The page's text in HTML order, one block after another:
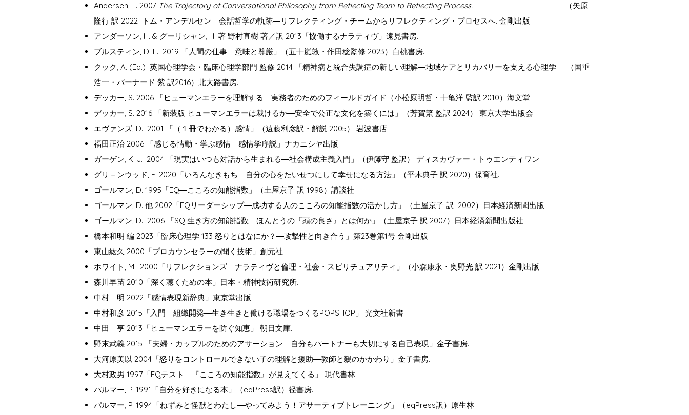
Andersen, T. 2007 The Trajectory of Conversational Philosophy from Reflecting Team to Reflecting Process.
（矢原
隆行 訳 2022 トム・アンデルセン 会話哲学の軌跡―リフレクティング・チームからリフレクティング・プロセスへ. 金剛出版.
アンダーソン, H. & グーリシャン, H. 著 野村直樹 著／訳 2013「協働するナラティヴ」遠見書房.
​​ブルスティン, D. L. 2019 「人間の仕事―意味と尊厳」（五十嵐敦・作田稔監修 2023）白桃書房.
​クック, A. (Ed.) 英国心理学会・臨床心理学部門 監修 2014 「精神病と統合失調症の新しい理解―地域ケアとリカバリーを支える心理学 （国重
浩一・バーナード 紫 訳2016）北大路書房.
デッカー, S. 2006 「ヒューマンエラーを理解する―実務者のためのフィールドガイド（小松原明哲・十亀洋 監訳 2010）海文堂.
デッカー, S. 2016 「新装版 ヒューマンエラーは裁けるか―安全で公正な文化を築くには」（芳賀繁 監訳 2024） 東京大学出版会.
エヴァンズ, D. 2001 「（１冊でわかる）感情」（遠藤利彦訳・解説 2005） 岩波書店.
福田正治 2006 「感じる情動・学ぶ感情―感情学序説」ナカニシヤ出版.
ガーゲン, K. J. 2004 「現実はいつも対話から生まれる―社会構成主義入門」（伊籐守 監訳） ディスカヴァー・トゥエンティワン.
グリ－ンウッド, E. 2020「いろんなきもち―自分の心をたいせつにして幸せになる方法」（平木典子 訳 2020）保育社.
ゴールマン, D. 1995「EQ―こころの知能指数」（土屋京子 訳 1998）講談社.
ゴールマン, D. 他 2002「EQリーダーシップ―成功する人のこころの知能指数の活かし方」（土屋京子 訳 2002）日本経済新聞出版.
ゴールマン, D. 2006 「SQ 生き方の知能指数―ほんとうの『頭の良さ』とは何か」（土屋京子 訳 2007）日本経済新聞出版社.
橋本和明 編 2023「臨床心理学 133 怒りとはなにか？―攻撃性と向き合う」第23巻第1号 金剛出版.
東山紘久 2000「プロカウンセラーの聞く技術」創元社
ホワイト, M. 2000「リフレクションズ―ナラティヴと倫理・社会・スピリチュアリティ」（小森康永・奥野光 訳 2021）金剛出版.
森川早苗 2010「深く聴くための本」日本・精神技術研究所.
中村 明 2022「感情表現新辞典」東京堂出版.
中村和彦 2015「入門 組織開発―生き生きと働ける職場をつくるPOPSHOP」 光文社新書.
中田 亨 2013「ヒューマンエラーを防ぐ知恵」 朝日文庫.
野末武義 2015 「夫婦・カップルのためのアサーション―自分もパートナーも大切にする自己表現」金子書房.
大河原美以 2004「怒りをコントロールできない子の理解と援助―教師と親のかかわり」金子書房.
大村政男 1997「EQテスト―『こころの知能指数』が見えてくる」 現代書林.
パルマー, P. 1991「自分を好きになる本」（eqPress訳）径書房.
パルマー, P. 1994「ねずみと怪獣とわたし―やってみよう！アサーティブトレーニング」（eqPress訳）原生林.